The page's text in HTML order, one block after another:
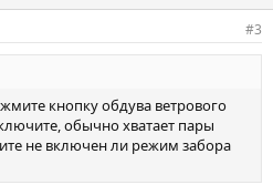
#3
кнопку обдува ветрового
обычно хватает пары
не включен ли режим забора